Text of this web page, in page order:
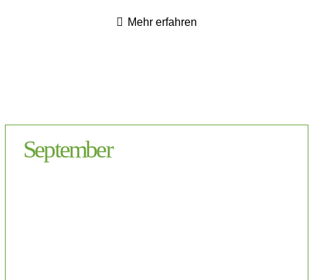
Mehr erfahren
September